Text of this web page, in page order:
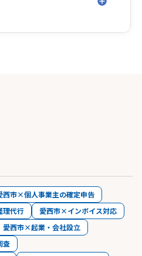
西市×個人事業主の確定申告
代行
愛西市×インボイス対応
愛西市×起業・会社設立
査